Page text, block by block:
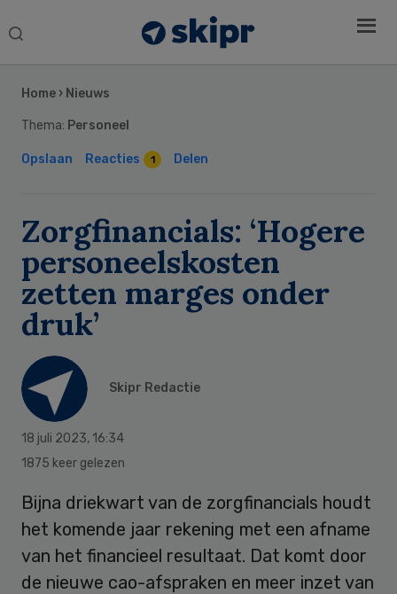
Search
Home › Nieuws
Thema: Personeel
Opslaan Reacties 1 Delen
Zorgfinancials: ‘Hogere
personeelskosten
zetten marges onder
druk’
Skipr Redactie
18 juli 2023, 16:34
1875 keer gelezen
Bijna driekwart van de zorgfinancials houdt
het komende jaar rekening met een afname
van het financieel resultaat. Dat komt door
de nieuwe cao-afspraken en meer inzet van
Sidebar